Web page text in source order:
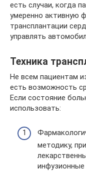
есть случаи, когда
умеренно активную
трансплантации
управлять
Техника
Не всем пациентам
есть возможность
Если состояние
использовать:
методику,